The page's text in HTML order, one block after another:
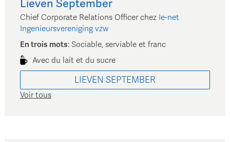
Lieven September
Chief Corporate Relations Officer chez Ie-net
Ingenieursvereniging vzw
En trois mots: Sociable, serviable et franc
Avec du lait et du sucre
LIEVEN SEPTEMBER
Voir tous